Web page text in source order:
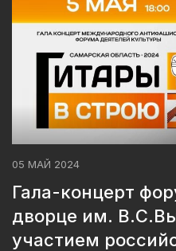
05 МАЙ 2024
Гала-концерт
дворце им.
участием